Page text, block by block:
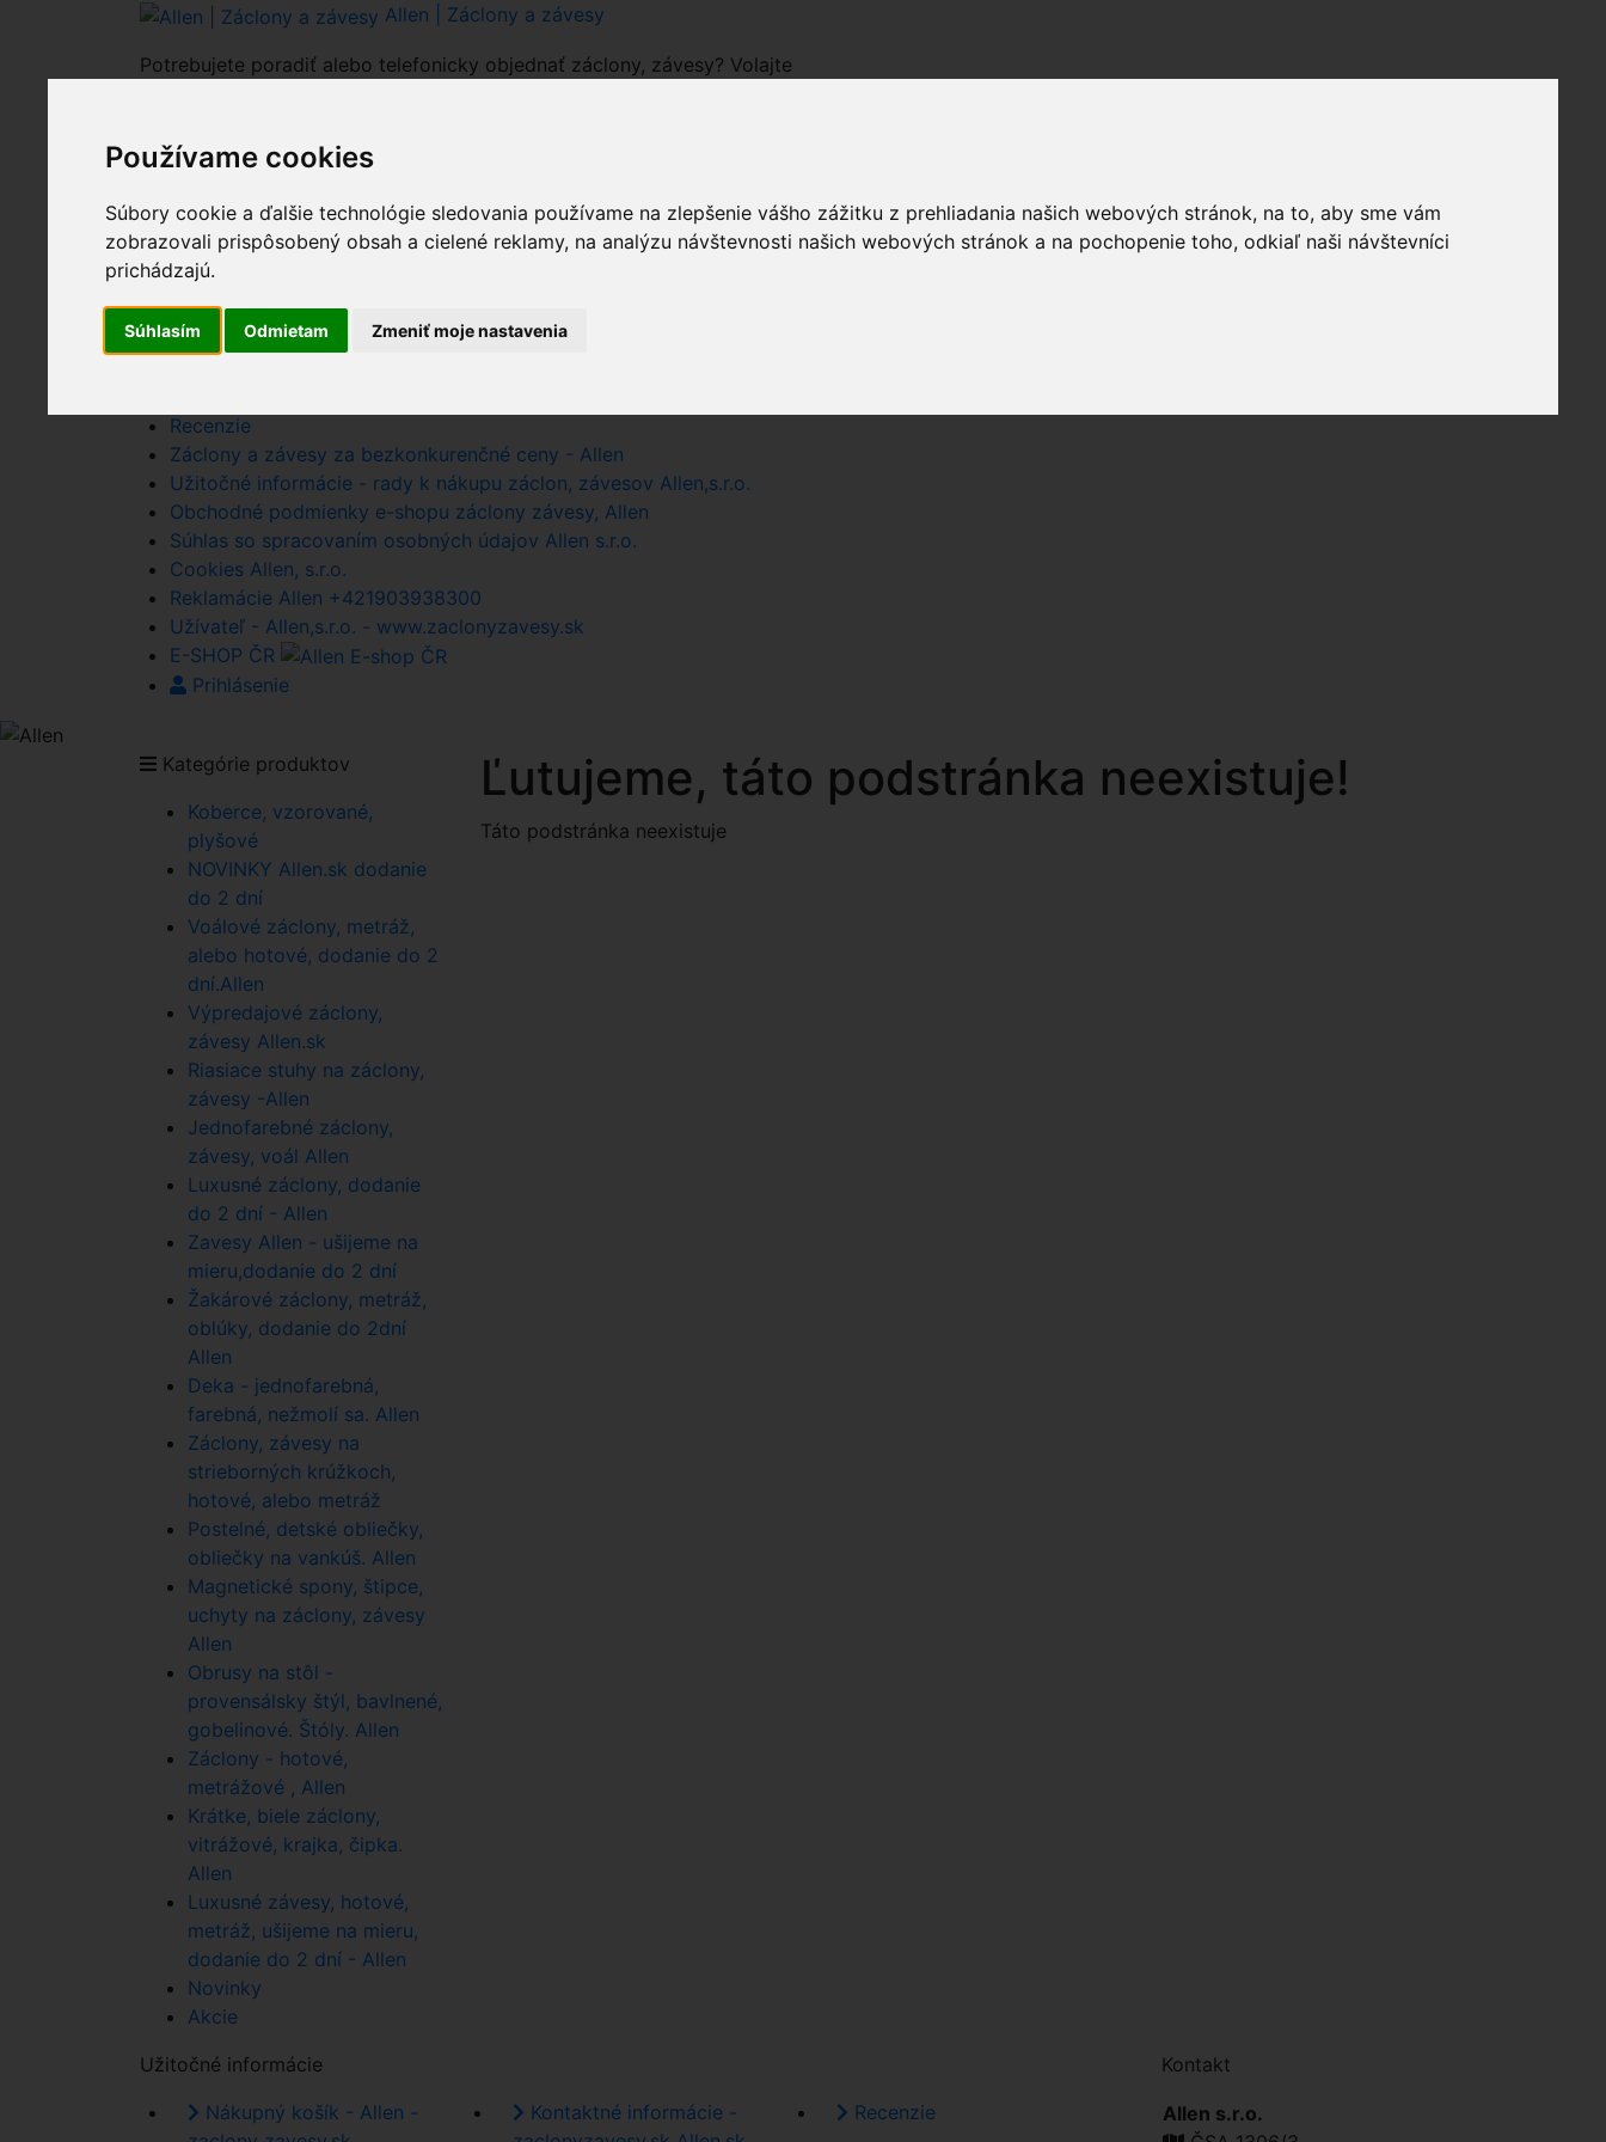
Používame cookies
Súbory cookie a ďalšie technológie sledovania používame na zlepšenie vášho zážitku z prehliadania našich webových stránok, na to, aby sme vám
zobrazovali prispôsobený obsah a cielené reklamy, na analýzu návštevnosti našich webových stránok a na pochopenie toho, odkiaľ naši návštevníci
prichádzajú.
Súhlasím Odmietam Zmeniť moje nastavenia
Allen | Záclony a závesy
Potrebujete poradiť alebo telefonicky objednať záclony, závesy? Volajte
Nákupný košík (0)
Nákupný košík je prázdny
Recenzie
Záclony a závesy za bezkonkurenčné ceny - Allen
Užitočné informácie - rady k nákupu záclon, závesov Allen,s.r.o.
Obchodné podmienky e-shopu záclony závesy, Allen
Súhlas so spracovaním osobných údajov Allen s.r.o.
Cookies Allen, s.r.o.
Reklamácie Allen +421903938300
Užívateľ - Allen,s.r.o. - www.zaclonyzavesy.sk
E-SHOP ČR
Prihlásenie
Kategórie produktov
Koberce, vzorované,
plyšové
NOVINKY Allen.sk dodanie
do 2 dní
Voálové záclony, metráž,
alebo hotové, dodanie do 2
dní.Allen
Výpredajové záclony,
závesy Allen.sk
Riasiace stuhy na záclony,
závesy -Allen
Jednofarebné záclony,
závesy, voál Allen
Luxusné záclony, dodanie
do 2 dní - Allen
Zavesy Allen - ušijeme na
mieru,dodanie do 2 dní
Žakárové záclony, metráž,
oblúky, dodanie do 2dní
Allen
Deka - jednofarebná,
farebná, nežmolí sa. Allen
Záclony, závesy na
strieborných krúžkoch,
hotové, alebo metráž
Postelné, detské obliečky,
obliečky na vankúš. Allen
Magnetické spony, štipce,
uchyty na záclony, závesy
Allen
Obrusy na stôl -
provensálsky štýl, bavlnené,
gobelinové. Štóly. Allen
Záclony - hotové,
metrážové , Allen
Krátke, biele záclony,
vitrážové, krajka, čipka.
Allen
Luxusné závesy, hotové,
metráž, ušijeme na mieru,
dodanie do 2 dní - Allen
Novinky
Akcie
Ľutujeme, táto podstránka neexistuje!
Táto podstránka neexistuje
Užitočné informácie
Nákupný košík - Allen -
Kontaktné informácie -
Recenzie
Kontakt
Allen s.r.o.